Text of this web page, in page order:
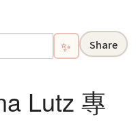
✨ Share
Lutz 專